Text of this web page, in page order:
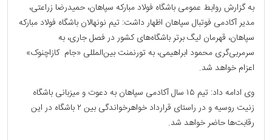
به گزارش روابط عمومی باشگاه فولاد مبارکه سپاهان، حمیدرضا زراعتی،
مدیر آکادمی فوتبال سپاهان اظهار داشت: تیم نونهالان باشگاه فولاد مبارکه
سپاهان، قهرمان لیگ برتر باشگاه‌های کشور در فصل جاری، به
سرمربی‌گری محمود ابراهیمی، به تورنمنت بین‌المللی «جام کازاچنوک»
اعزام خواهد شد.
وی ادامه داد: تیم ۱۵ سال آکادمی سپاهان به دعوت و میزبانی باشگاه
زنیت روسیه و در راستای قرارداد خواهرخواندگی بین ۲ باشگاه در این
رقابت‌ها حاضر خواهد شد.